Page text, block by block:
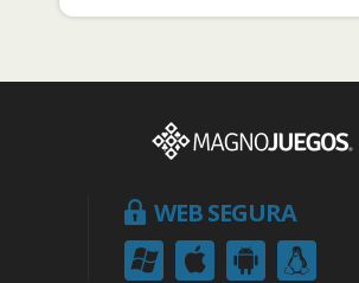
WEB SEGURA